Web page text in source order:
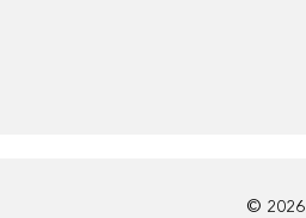
© 2026